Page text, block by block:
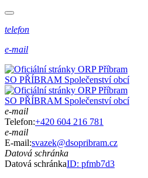
telefon
e-mail
SO PŘÍBRAM Společenství obcí
SO PŘÍBRAM Společenství obcí
e-mail
Telefon:+420 604 216 781
e-mail
E-mail:svazek@dsopribram.cz
Datová schránka
Datová schránkaID: pfmb7d3